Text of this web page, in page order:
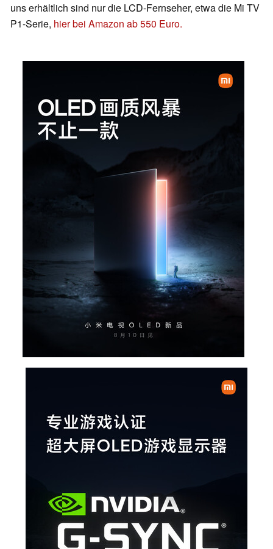
uns erhältlich sind nur die LCD-Fernseher, etwa die Mi TV
P1-Serie, hier bei Amazon ab 550 Euro.